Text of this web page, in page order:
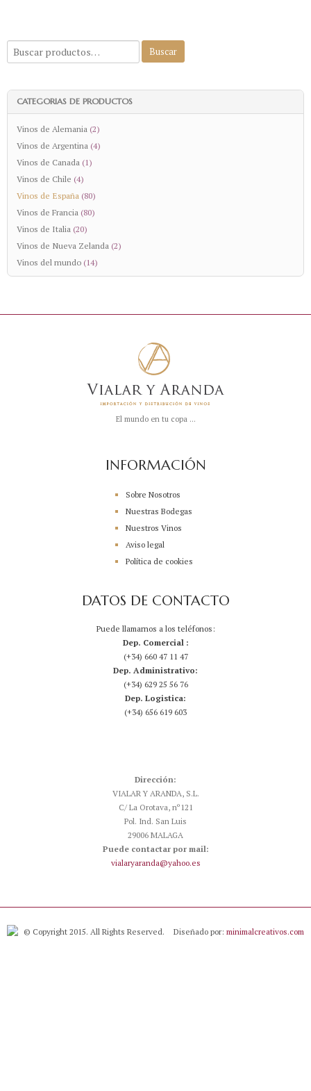
CATEGORIAS DE PRODUCTOS
Vinos de Alemania (2)
Vinos de Argentina (4)
Vinos de Canada (1)
Vinos de Chile (4)
Vinos de España (80)
Vinos de Francia (80)
Vinos de Italia (20)
Vinos de Nueva Zelanda (2)
Vinos del mundo (14)
El mundo en tu copa ...
INFORMACIÓN
Sobre Nosotros
Nuestras Bodegas
Nuestros Vinos
Aviso legal
Política de cookies
DATOS DE CONTACTO
Puede llamarnos a los teléfonos:
Dep. Comercial :
(+34) 660 47 11 47
Dep. Administrativo:
(+34) 629 25 56 76
Dep. Logistica:
(+34) 656 619 603
Dirección:
VIALAR Y ARANDA, S.L.
C/ La Orotava, nº121
Pol. Ind. San Luis
29006 MALAGA
Puede contactar por mail:
vialaryaranda@yahoo.es
© Copyright 2015. All Rights Reserved. Diseñado por: minimalcreativos.com